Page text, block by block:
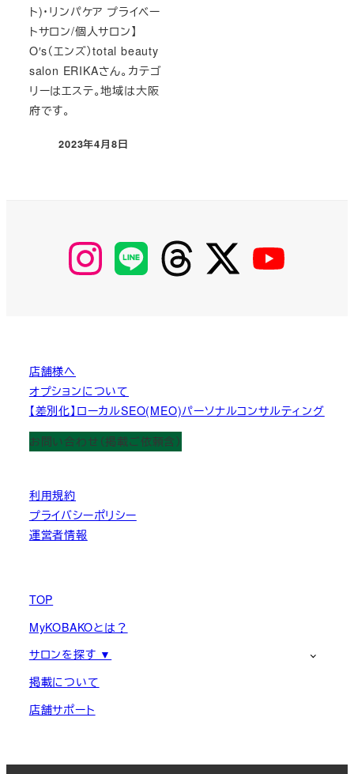
ト)・リンパケア プライベー
トサロン/個人サロン】
O′s（エンズ）total beauty
salon ERIKAさん。カテゴ
リーはエステ。地域は大阪
府です。
投稿日
2023年4月8日
【Instagram】
MyKOBAKO
【LINE】 【threads】 【Twitter】
店舗様へ
オプションについて
【差別化】ローカルSEO(MEO)パーソナルコンサルティング
お問い合わせ（掲載ご依頼含）
利用規約
プライバシーポリシー
運営者情報
TOP
MyKOBAKOとは？
サロンを探す ▼
掲載について
店舗サポート